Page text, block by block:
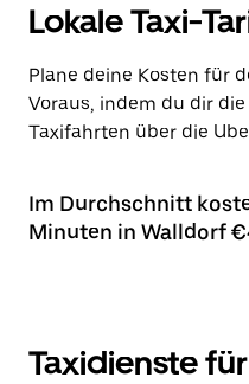
Lokale Taxi-
Plane deine Kosten für
Voraus, indem du dir
Taxifahrten über die
Im Durchschnitt
Minuten in Walldorf
Taxidienste